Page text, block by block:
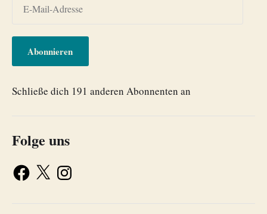
Abonnieren
Schließe dich 191 anderen Abonnenten an
Folge uns